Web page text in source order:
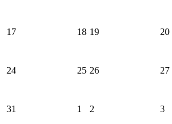
17 18 19 20
24 25 26 27
31 1 2 3